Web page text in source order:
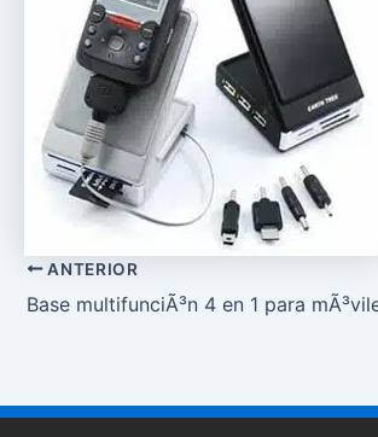
ANTERIOR
Base multifunciÃ³n 4 en 1 para